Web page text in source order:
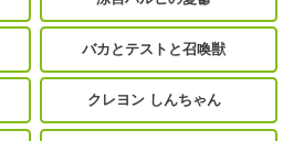
バカとテストと召喚獣
クレヨン しんちゃん